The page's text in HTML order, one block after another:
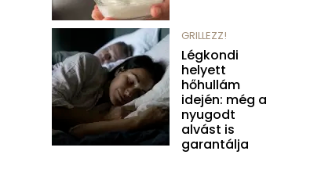
GRILLEZZ!
Légkondi
helyett
hőhullám
idején: még a
nyugodt
alvást is
garantálja